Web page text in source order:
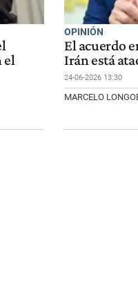
el
OPINIÓN
El acuerdo
Irán está
24-06-2026 13:30
MARCELO